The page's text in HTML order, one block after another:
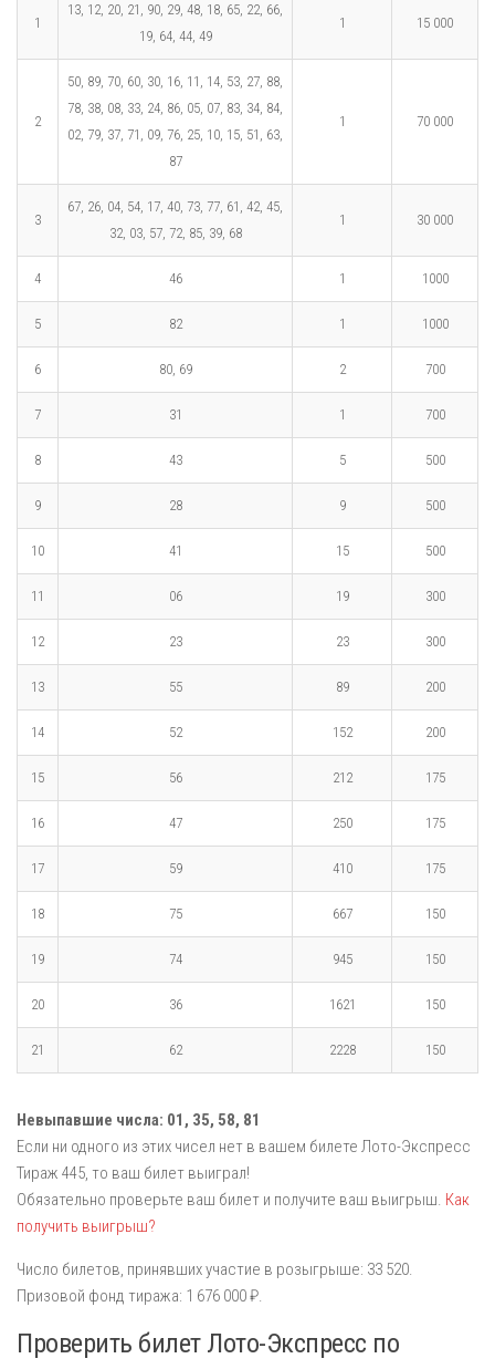
1
13, 12, 20, 21, 90, 29, 48, 18, 65, 22, 66,
19, 64, 44, 49
1 15 000
2
50, 89, 70, 60, 30, 16, 11, 14, 53, 27, 88,
78, 38, 08, 33, 24, 86, 05, 07, 83, 34, 84,
02, 79, 37, 71, 09, 76, 25, 10, 15, 51, 63,
87
1 70 000
3
67, 26, 04, 54, 17, 40, 73, 77, 61, 42, 45,
32, 03, 57, 72, 85, 39, 68
1 30 000
4 46 1 1000
5 82 1 1000
6 80, 69 2 700
7 31 1 700
8 43 5 500
9 28 9 500
10 41 15 500
11 06 19 300
12 23 23 300
13 55 89 200
14 52 152 200
15 56 212 175
16 47 250 175
17 59 410 175
18 75 667 150
19 74 945 150
20 36 1621 150
21 62 2228 150
Невыпавшие числа: 01, 35, 58, 81
Если ни одного из этих чисел нет в вашем билете Лото-Экспресс
Тираж 445, то ваш билет выиграл!
Обязательно проверьте ваш билет и получите ваш выигрыш. Как
получить выигрыш?
Число билетов, принявших участие в розыгрыше: 33 520.
Призовой фонд тиража: 1 676 000 ₽.
Проверить билет Лото-Экспресс по